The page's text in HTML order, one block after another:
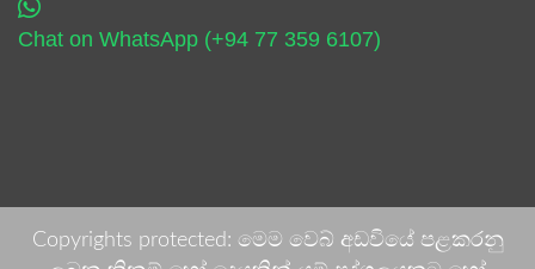
Chat on WhatsApp (+94 77 359 6107)
Copyrights protected: මෙම වෙබ් අඩවියේ පළකරනු